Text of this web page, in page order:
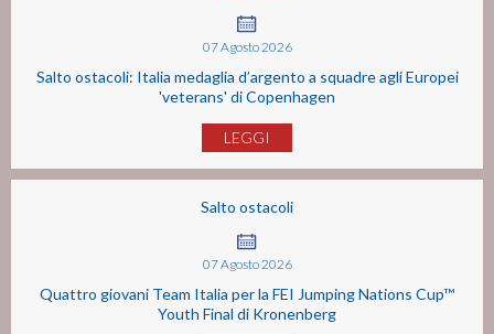
07Agosto 2026
Salto ostacoli: Italia medaglia d’argento a squadre agli Europei
'veterans' di Copenhagen
LEGGI
Salto ostacoli
07Agosto 2026
Quattro giovani Team Italia per la FEI Jumping Nations Cup™
Youth Final di Kronenberg